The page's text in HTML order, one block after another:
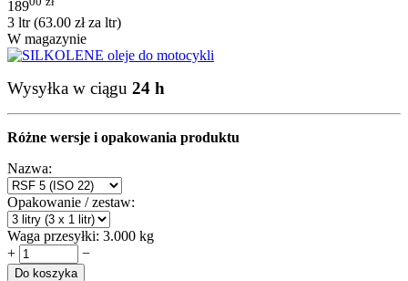
189
3 ltr (63.00 złza ltr)
W magazynie
Wysyłka w ciągu 24 h
Różne wersje i opakowania produktu
Nazwa:
Opakowanie / zestaw:
Waga przesyłki: 3.000 kg
+
−
Do koszyka